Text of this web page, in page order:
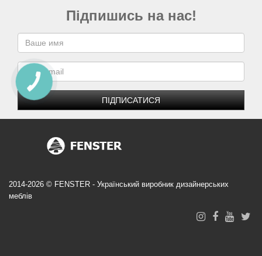
Підпишись на нас!
ПІДПИСАТИСЯ
2014-2026 © FENSTER - Український виробник дизайнерських
меблів